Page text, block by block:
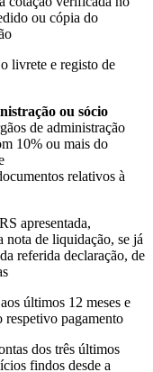
ou cópia do
livrete e registo de
ou sócio
de administração
10% ou mais do
relativos à
apresentada,
nota de liquidação, se já
referida declaração, de
últimos 12 meses e
pagamento
dos três últimos
findos desde a